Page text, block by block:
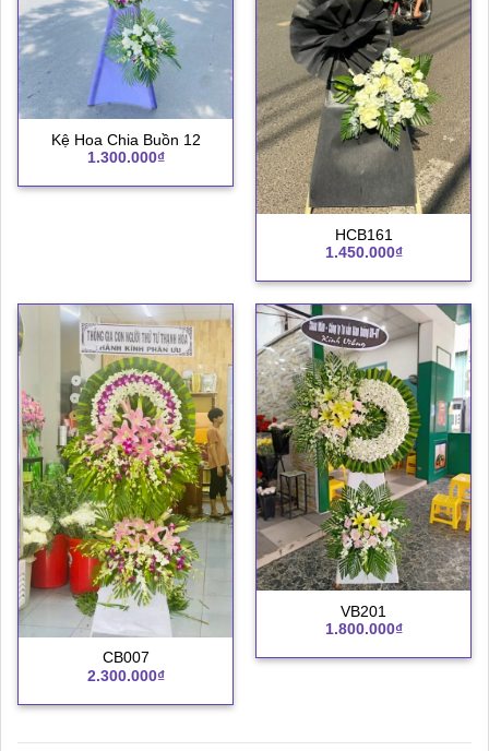
Kệ Hoa Chia Buồn 12
1.300.000₫
HCB161
1.450.000₫
CB007
2.300.000₫
VB201
1.800.000₫